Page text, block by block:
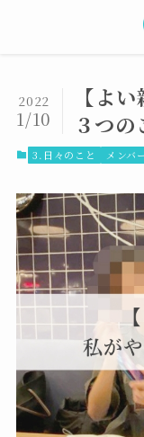
【よ
３つの
2022
1/10
3.日々のこと メンバ